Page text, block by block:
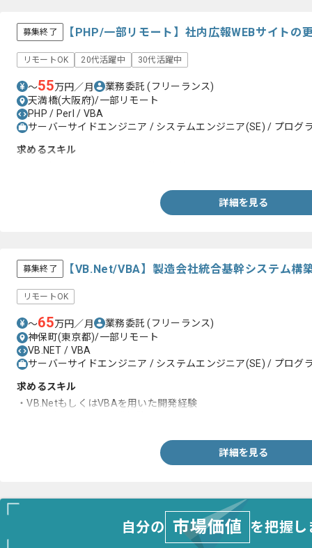
募集終了 【PHP/一部リモート】社内広報WEBサイトの
リモートOK 20代活躍中 30代活躍中
〜55万円／月 業務委託(フリーランス)
天満橋(大阪府)/一部リモート
PHP / Perl / VBA
サーバーサイドエンジニア / システムエンジニア(SE) / プログ
求めるスキル
詳細を見る
募集終了 【VB.Net/VBA】製造会社統合基幹システム構
リモートOK
〜65万円／月 業務委託(フリーランス)
神保町(東京都)/一部リモート
VB.NET / VBA
サーバーサイドエンジニア / システムエンジニア(SE) / プログ
求めるスキル
・VB.NetもしくはVBAを用いた開発経験
詳細を見る
自分の 市場価値 を把握